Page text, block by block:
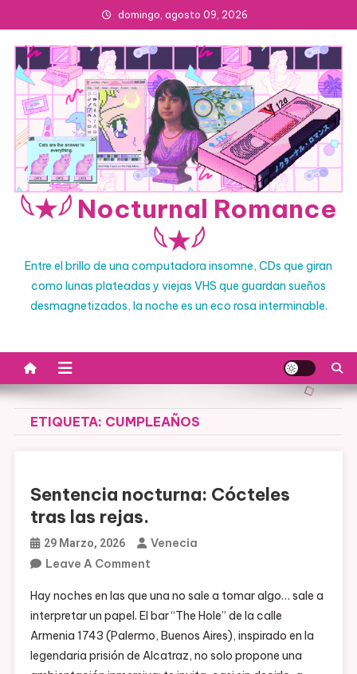
to
content
domingo, agosto 09, 2026
𓆩★𓆪 Nocturnal Romance
𓆩★𓆪
Entre el brillo de una computadora insomne, CDs que giran
como lunas plateadas y viejas VHS que guardan sueños
desmagnetizados, la noche es un eco rosa interminable.
ETIQUETA: CUMPLEAÑOS
Sentencia nocturna: Cócteles
tras las rejas.
29 Marzo, 2026
Venecia
Leave A CommentOn
Nocturna:
Cócteles
Tras
Las
Hay noches en las que una no sale a tomar algo… sale a
interpretar un papel. El bar “The Hole” de la calle
Armenia 1743 (Palermo, Buenos Aires), inspirado en la
legendaria prisión de Alcatraz, no solo propone una